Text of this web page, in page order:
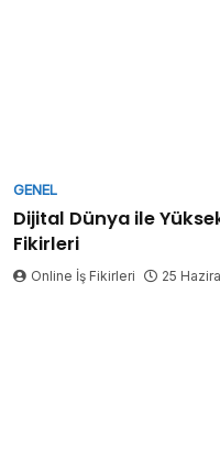
GENEL
Dijital Dünya ile
Fikirleri
Online İş Fikirleri 25